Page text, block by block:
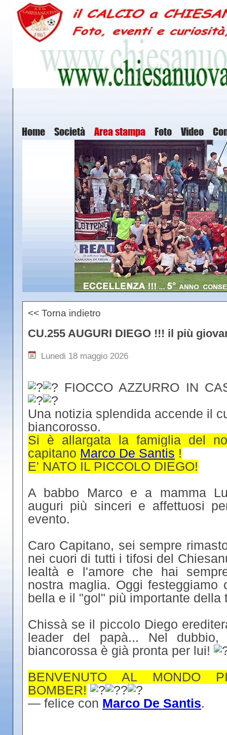
Home Società Area stampa Foto Video
<< Torna indietro
CU.255 AUGURI DIEGO !!! il più
Lunedi 18 maggio 2026
FIOCCO AZZURRO IN
Una notizia splendida accende il
biancorosso.
Si è allargata la famiglia del
capitano Marco De Santis !
E' NATO IL PICCOLO DIEGO!
A babbo Marco e a mamma
auguri più sinceri e affettuosi
evento.
Caro Capitano, sei sempre
nei cuori di tutti i tifosi del
lealtà e l'amore che hai
nostra maglia. Oggi
bella e il "gol" più importante della
Chissà se il piccolo Diego
leader del papà... Nel
biancorossa è già pronta per lui!
BENVENUTO AL MONDO
BOMBER!
— felice con Marco De Santis.